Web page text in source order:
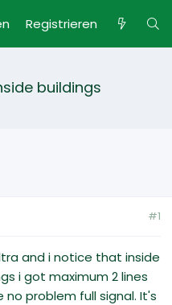
Registrieren
buildings
#1
and i notice that inside
i got maximum 2 lines
no problem full signal. It's